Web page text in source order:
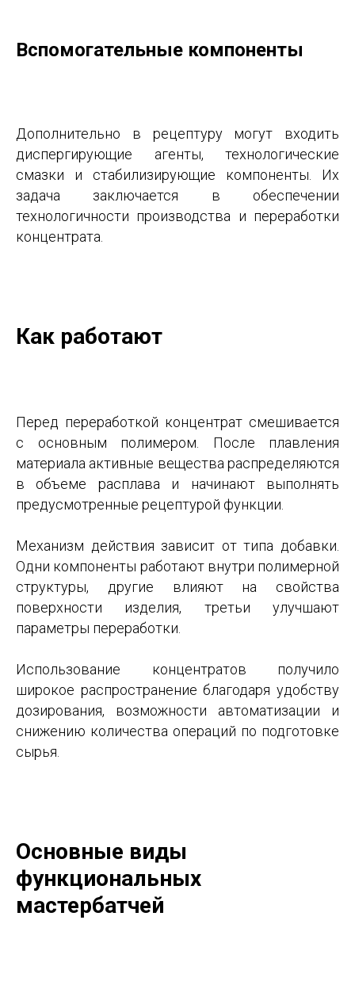
Вспомогательные компоненты
Дополнительно в рецептуру могут входить
диспергирующие агенты, технологические
смазки и стабилизирующие компоненты. Их
задача заключается в обеспечении
технологичности производства и переработки
концентрата.
Как работают
Перед переработкой концентрат смешивается
с основным полимером. После плавления
материала активные вещества распределяются
в объеме расплава и начинают выполнять
предусмотренные рецептурой функции.
Механизм действия зависит от типа добавки.
Одни компоненты работают внутри полимерной
структуры, другие влияют на свойства
поверхности изделия, третьи улучшают
параметры переработки.
Использование концентратов получило
широкое распространение благодаря удобству
дозирования, возможности автоматизации и
снижению количества операций по подготовке
сырья.
Основные виды
функциональных
мастербатчей